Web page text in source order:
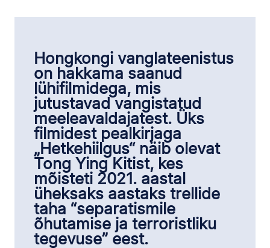
Hongkongi vanglateenistus
on hakkama saanud
lühifilmidega, mis
jutustavad vangistatud
meeleavaldajatest. Üks
filmidest pealkirjaga
„Hetkehiilgus“ näib olevat
Tong Ying Kitist, kes
mõisteti 2021. aastal
üheksaks aastaks trellide
taha “separatismile
õhutamise ja terroristliku
tegevuse” eest.